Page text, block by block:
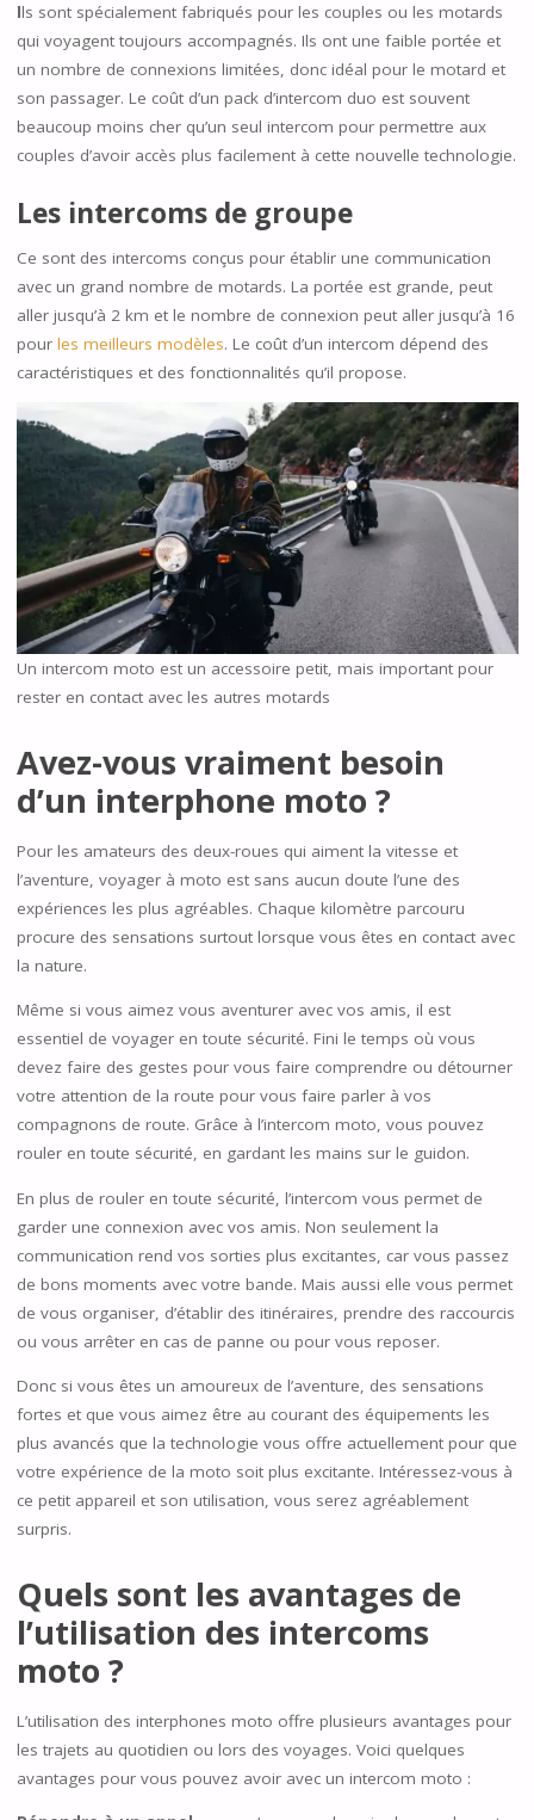
Ils sont spécialement fabriqués pour les couples ou les motards
qui voyagent toujours accompagnés. Ils ont une faible portée et
un nombre de connexions limitées, donc idéal pour le motard et
son passager. Le coût d’un pack d’intercom duo est souvent
beaucoup moins cher qu’un seul intercom pour permettre aux
couples d’avoir accès plus facilement à cette nouvelle technologie.
Les intercoms de groupe
Ce sont des intercoms conçus pour établir une communication
avec un grand nombre de motards. La portée est grande, peut
aller jusqu’à 2 km et le nombre de connexion peut aller jusqu’à 16
pour les meilleurs modèles. Le coût d’un intercom dépend des
caractéristiques et des fonctionnalités qu’il propose.
Un intercom moto est un accessoire petit, mais important pour
rester en contact avec les autres motards
Avez-vous vraiment besoin
d’un interphone moto ?
Pour les amateurs des deux-roues qui aiment la vitesse et
l’aventure, voyager à moto est sans aucun doute l’une des
expériences les plus agréables. Chaque kilomètre parcouru
procure des sensations surtout lorsque vous êtes en contact avec
la nature.
Même si vous aimez vous aventurer avec vos amis, il est
essentiel de voyager en toute sécurité. Fini le temps où vous
devez faire des gestes pour vous faire comprendre ou détourner
votre attention de la route pour vous faire parler à vos
compagnons de route. Grâce à l’intercom moto, vous pouvez
rouler en toute sécurité, en gardant les mains sur le guidon.
En plus de rouler en toute sécurité, l’intercom vous permet de
garder une connexion avec vos amis. Non seulement la
communication rend vos sorties plus excitantes, car vous passez
de bons moments avec votre bande. Mais aussi elle vous permet
de vous organiser, d’établir des itinéraires, prendre des raccourcis
ou vous arrêter en cas de panne ou pour vous reposer.
Donc si vous êtes un amoureux de l’aventure, des sensations
fortes et que vous aimez être au courant des équipements les
plus avancés que la technologie vous offre actuellement pour que
votre expérience de la moto soit plus excitante. Intéressez-vous à
ce petit appareil et son utilisation, vous serez agréablement
surpris.
Quels sont les avantages de
l’utilisation des intercoms
moto ?
L’utilisation des interphones moto offre plusieurs avantages pour
les trajets au quotidien ou lors des voyages. Voici quelques
avantages pour vous pouvez avoir avec un intercom moto :